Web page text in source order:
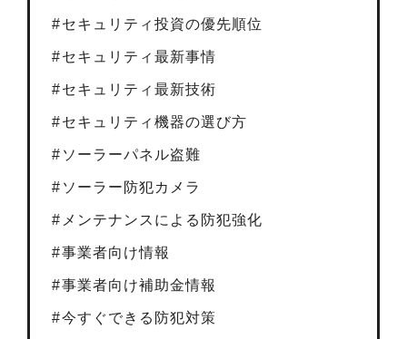
セキュリティ投資の優先順位
セキュリティ最新事情
セキュリティ最新技術
セキュリティ機器の選び方
ソーラーパネル盗難
ソーラー防犯カメラ
メンテナンスによる防犯強化
事業者向け情報
事業者向け補助金情報
今すぐできる防犯対策